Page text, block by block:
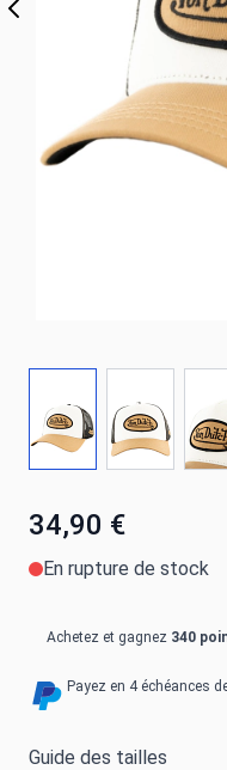
34,90 €
En rupture de stock
Achetez et gagnez 340
Payez en 4 échéances
Guide des tailles